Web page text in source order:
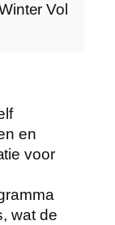
Vol
en
voor
wat de